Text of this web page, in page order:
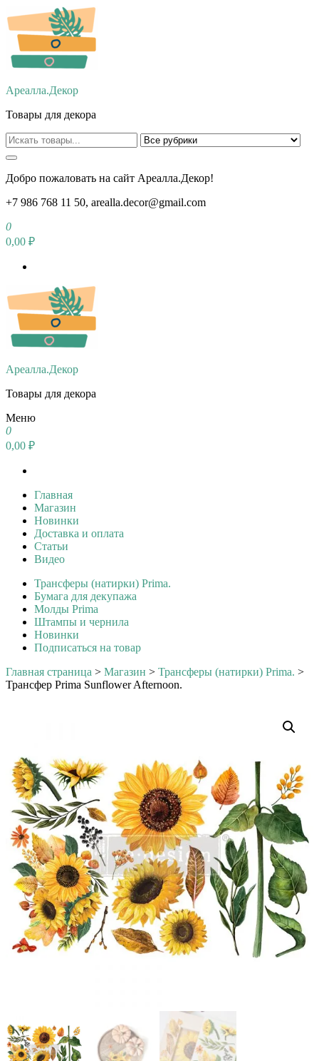
Перейти
к
содержимому
Ареалла.Декор
Товары для декора
Добро пожаловать на сайт Ареалла.Декор!
+7 986 768 11 50, arealla.decor@gmail.com
0
0,00 ₽
Ареалла.Декор
Товары для декора
Меню
0
0,00 ₽
Главная
Магазин
Новинки
Доставка и оплата
Статьи
Видео
Трансферы (натирки) Prima.
Бумага для декупажа
Молды Prima
Штампы и чернила
Новинки
Подписаться на товар
Главная страница > Магазин > Трансферы (натирки) Prima. >
Трансфер Prima Sunflower Afternoon.